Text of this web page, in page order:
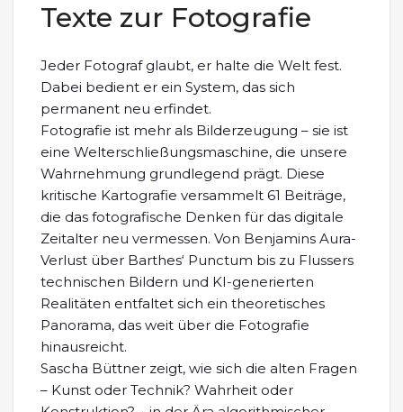
Texte zur Fotografie
Jeder Fotograf glaubt, er halte die Welt fest.
Dabei bedient er ein System, das sich
permanent neu erfindet.
Fotografie ist mehr als Bilderzeugung – sie ist
eine Welterschließungsmaschine, die unsere
Wahrnehmung grundlegend prägt. Diese
kritische Kartografie versammelt 61 Beiträge,
die das fotografische Denken für das digitale
Zeitalter neu vermessen. Von Benjamins Aura-
Verlust über Barthes‘ Punctum bis zu Flussers
technischen Bildern und KI-generierten
Realitäten entfaltet sich ein theoretisches
Panorama, das weit über die Fotografie
hinausreicht.
Sascha Büttner zeigt, wie sich die alten Fragen
– Kunst oder Technik? Wahrheit oder